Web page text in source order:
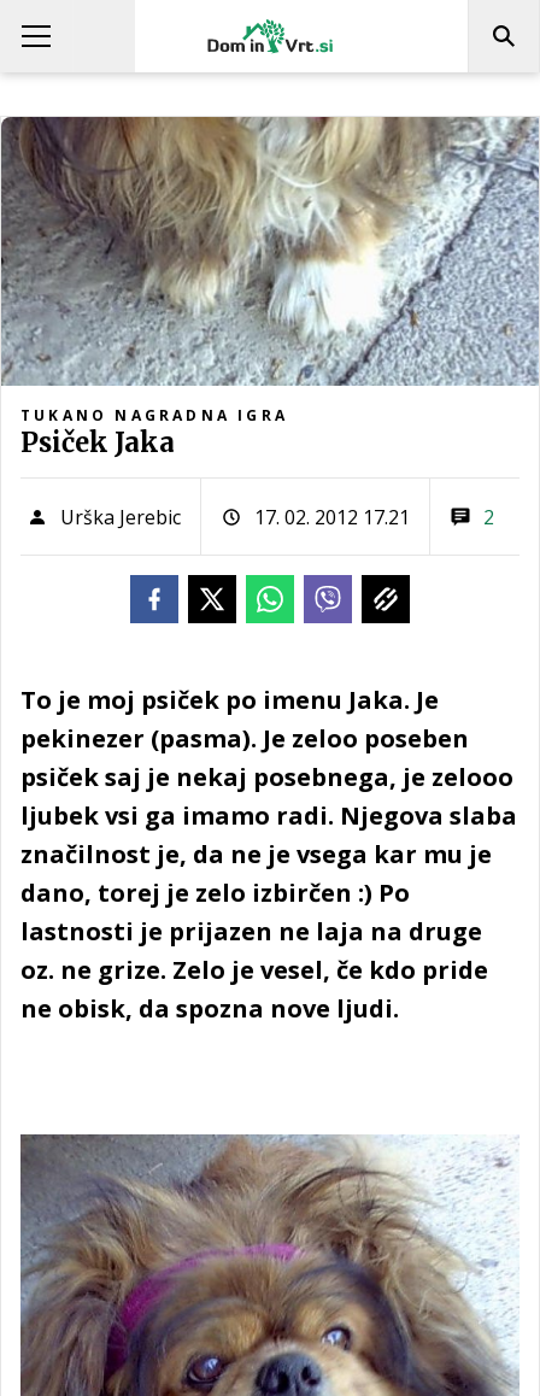
TUKANO NAGRADNA IGRA
Psiček Jaka
Urška Jerebic 17. 02. 2012 17.21 2
To je moj psiček po imenu Jaka. Je
pekinezer (pasma). Je zeloo poseben
psiček saj je nekaj posebnega, je zelooo
ljubek vsi ga imamo radi. Njegova slaba
značilnost je, da ne je vsega kar mu je
dano, torej je zelo izbirčen :) Po
lastnosti je prijazen ne laja na druge
oz. ne grize. Zelo je vesel, če kdo pride
ne obisk, da spozna nove ljudi.